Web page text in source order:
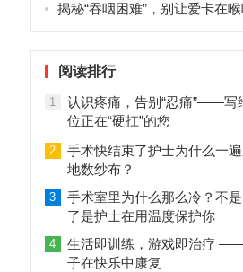
揭秘“吞咽困难”，别让爱卡在
阅读排行
1
认识疼痛，告别“忍痛”——写
位正在“硬扛”的您
2
手术快结束了护士为什么一
地数纱布？
3
手术室里为什么那么冷？不
了是护士在用温度保护你
4
生活即训练，游戏即治疗
子在快乐中康复